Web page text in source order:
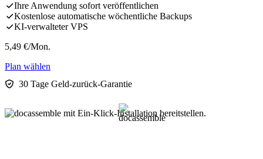
Ihre Anwendung sofort veröffentlichen
Kostenlose automatische wöchentliche Backups
KI-verwalteter VPS
5,49 €/Mon.
Plan wählen
30 Tage Geld-zurück-Garantie